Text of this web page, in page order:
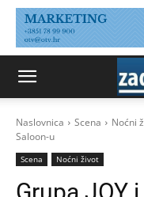
Naslovnica Scena Noćni
Saloon-u
Scena Noćni život